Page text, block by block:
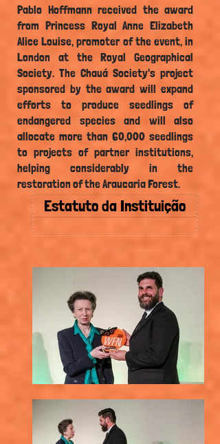
Pablo Hoffmann received the award
from Princess Royal Anne Elizabeth
Alice Louise, promoter of the event, in
London at the Royal Geographical
Society. The Chauá Society's project
sponsored by the award will expand
efforts to produce seedlings of
endangered species and will also
allocate more than 60,000 seedlings
to projects of partner institutions,
helping considerably in the
restoration of the Araucaria Forest.
Estatuto da Instituição